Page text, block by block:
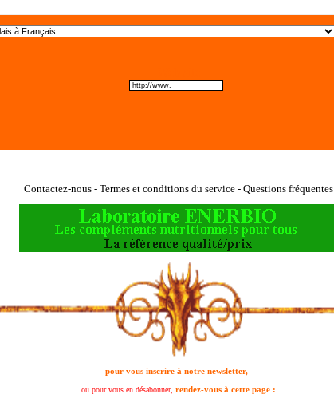
Contactez-nous - Termes et conditions du service - Questions fréquentes
pour vous inscrire à notre newsletter,
ou pour vous en désabonner, rendez-vous à cette page :